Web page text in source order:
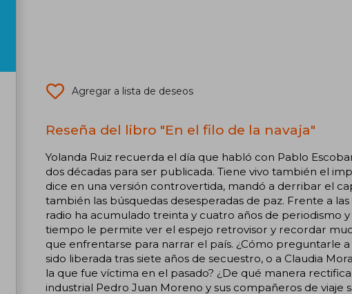
Agregar a lista de deseos
Reseña del libro "En el filo de la navaja"
Yolanda Ruiz recuerda el día que habló con Pablo
dos décadas para ser publicada. Tiene vivo también el
dice en una versión controvertida, mandó a derribar el
también las búsquedas desesperadas de paz. Frente a
radio ha acumulado treinta y cuatro años de periodismo
tiempo le permite ver el espejo retrovisor y recordar
que enfrentarse para narrar el país. ¿Cómo preguntarle
sido liberada tras siete años de secuestro, o a Claudia
la que fue víctima en el pasado? ¿De qué manera
industrial Pedro Juan Moreno y sus compañeros de